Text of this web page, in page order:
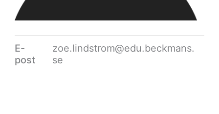
E-
post
zoe.lindstrom@edu.beckmans.
se